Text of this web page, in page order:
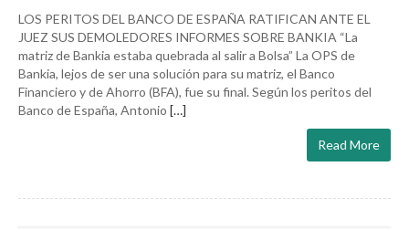
LOS PERITOS DEL BANCO DE ESPAÑA RATIFICAN ANTE EL
JUEZ SUS DEMOLEDORES INFORMES SOBRE BANKIA “La
matriz de Bankia estaba quebrada al salir a Bolsa” La OPS de
Bankia, lejos de ser una solución para su matriz, el Banco
Financiero y de Ahorro (BFA), fue su final. Según los peritos del
Banco de España, Antonio […]
Read More